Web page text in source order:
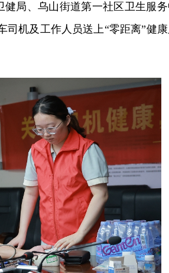
局、乌山街道第一社区卫生服
司机及工作人员送上“零距离”健